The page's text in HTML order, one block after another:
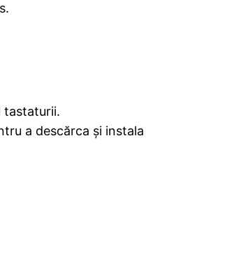
tastaturii.
a descărca și instala